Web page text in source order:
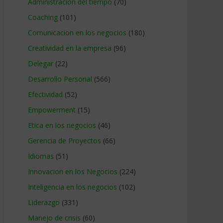
Coaching (101)
Comunicacion en los negocios (180)
Creatividad en la empresa (96)
Delegar (22)
Desarrollo Personal (566)
Efectividad (52)
Empowerment (15)
Etica en los negocios (46)
Gerencia de Proyectos (66)
Idiomas (51)
Innovacion en los Negocios (224)
Inteligencia en los negocios (102)
Liderazgo (331)
Manejo de crisis (60)